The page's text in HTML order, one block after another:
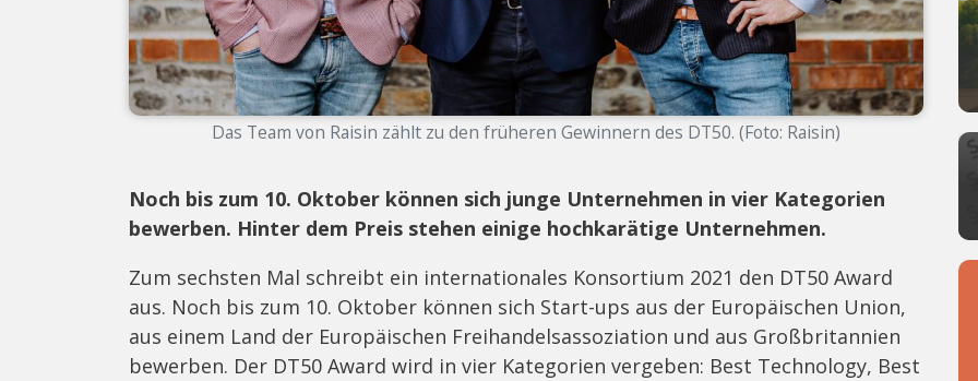
Das Team von Raisin zählt zu den früheren Gewinnern des DT50. (Foto: Raisin)
Noch bis zum 10. Oktober können sich junge Unternehmen in vier Kategorien
bewerben. Hinter dem Preis stehen einige hochkarätige Unternehmen.
Zum sechsten Mal schreibt ein internationales Konsortium 2021 den DT50 Award
aus. Noch bis zum 10. Oktober können sich Start-ups aus der Europäischen Union,
aus einem Land der Europäischen Freihandelsassoziation und aus Großbritannien
bewerben. Der DT50 Award wird in vier Kategorien vergeben: Best Technology, Best